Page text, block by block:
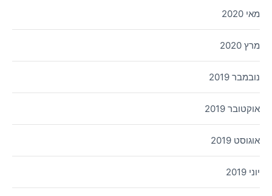
מאי 2020
מרץ 2020
נובמבר 2019
אוקטובר 2019
אוגוסט 2019
יוני 2019